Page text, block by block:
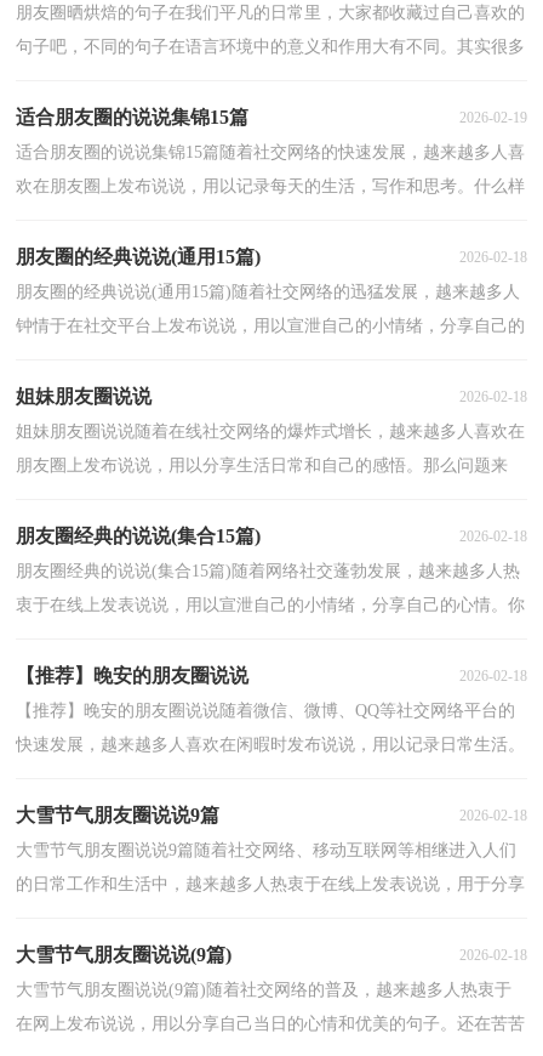
朋友圈晒烘焙的句子在我们平凡的日常里，大家都收藏过自己喜欢的
句子吧，不同的句子在语言环境中的意义和作用大有不同。其实很多
适合朋友圈的说说集锦15篇 2026-02-19
适合朋友圈的说说集锦15篇随着社交网络的快速发展，越来越多人喜
欢在朋友圈上发布说说，用以记录每天的生活，写作和思考。什么样
朋友圈的经典说说(通用15篇) 2026-02-18
朋友圈的经典说说(通用15篇)随着社交网络的迅猛发展，越来越多人
钟情于在社交平台上发布说说，用以宣泄自己的小情绪，分享自己的
姐妹朋友圈说说 2026-02-18
姐妹朋友圈说说随着在线社交网络的爆炸式增长，越来越多人喜欢在
朋友圈上发布说说，用以分享生活日常和自己的感悟。那么问题来
朋友圈经典的说说(集合15篇) 2026-02-18
朋友圈经典的说说(集合15篇)随着网络社交蓬勃发展，越来越多人热
衷于在线上发表说说，用以宣泄自己的小情绪，分享自己的心情。你
【推荐】晚安的朋友圈说说 2026-02-18
【推荐】晚安的朋友圈说说随着微信、微博、QQ等社交网络平台的
快速发展，越来越多人喜欢在闲暇时发布说说，用以记录日常生活。
大雪节气朋友圈说说9篇 2026-02-18
大雪节气朋友圈说说9篇随着社交网络、移动互联网等相继进入人们
的日常工作和生活中，越来越多人热衷于在线上发表说说，用于分享
大雪节气朋友圈说说(9篇) 2026-02-18
大雪节气朋友圈说说(9篇)随着社交网络的普及，越来越多人热衷于
在网上发布说说，用以分享自己当日的心情和优美的句子。还在苦苦